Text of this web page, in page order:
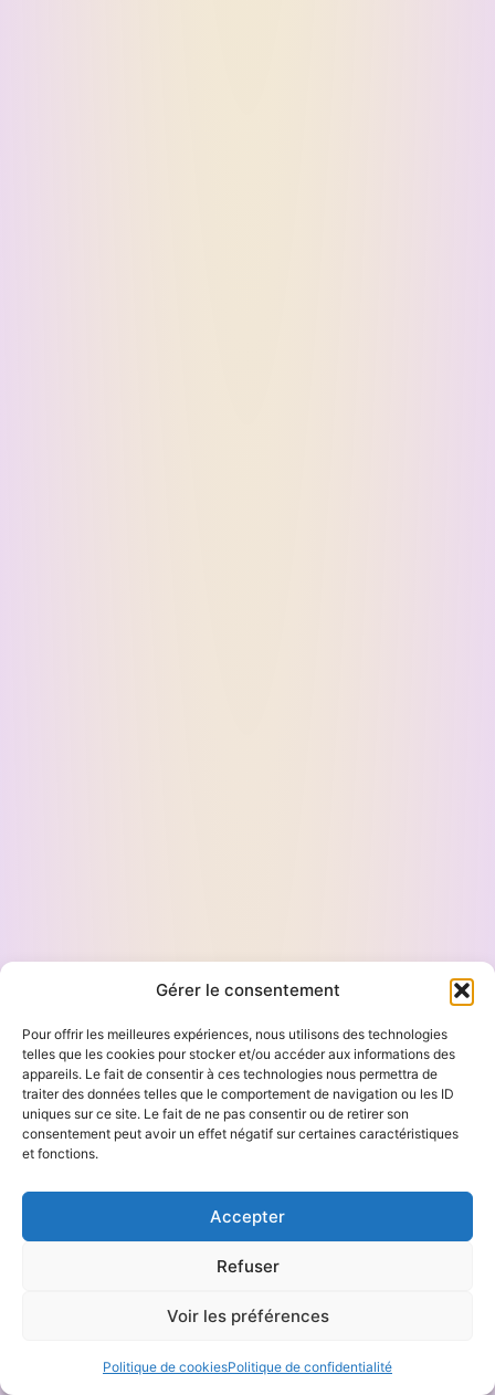
Gérer le consentement
Pour offrir les meilleures expériences, nous utilisons des technologies
telles que les cookies pour stocker et/ou accéder aux informations des
appareils. Le fait de consentir à ces technologies nous permettra de
traiter des données telles que le comportement de navigation ou les ID
uniques sur ce site. Le fait de ne pas consentir ou de retirer son
consentement peut avoir un effet négatif sur certaines caractéristiques
et fonctions.
Accepter
Refuser
Voir les préférences
Politique de cookiesPolitique de confidentialité